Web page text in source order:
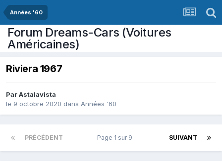
Années '60
Forum Dreams-Cars (Voitures
Américaines)
Riviera 1967
ParAstalavista
le 9 octobre 2020 dans Années '60
PRÉCÉDENT SUIVANT
Page 1 sur 9